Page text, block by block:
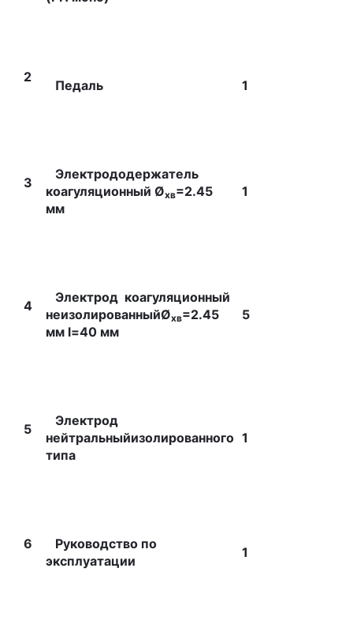
2
Педаль 1
3
Электрододержатель
коагуляционный Øхв=2.45
мм
1
4
Электрод коагуляционный
неизолированныйØхв=2.45
мм l=40 мм
5
5
Электрод
нейтральныйизолированного
типа
1
6
Руководство по
эксплуатации
1